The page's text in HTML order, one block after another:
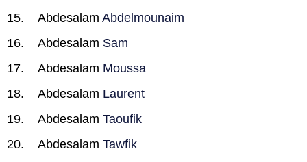
Abdesalam Abdelmounaim
Abdesalam Sam
Abdesalam Moussa
Abdesalam Laurent
Abdesalam Taoufik
Abdesalam Tawfik